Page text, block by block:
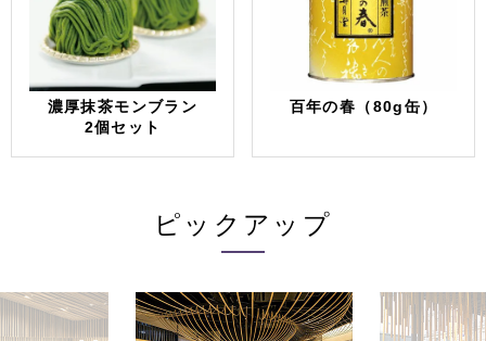
濃厚抹茶モンブラン
2個セット
百年の春（80g缶）
ピックアップ